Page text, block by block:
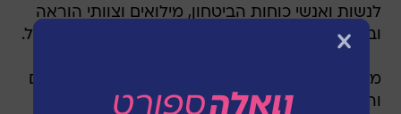
לנשות ואנשי כוחות הביטחון, מילואים וצוותי הוראה
ובנוסף, מציע הטבת הרשמה משפחתית במחיר מוזל.
מרוץ "ביג מגדלעמק" יתקיים בנופי העמק המרהיבים
והמוריקים הנושקים למגדל העמק וחלקו אף יעבור